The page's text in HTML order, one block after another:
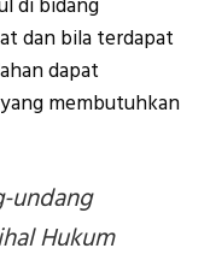
di bidang
dan bila terdapat
dapat
membutuhkan
undang
Hukum